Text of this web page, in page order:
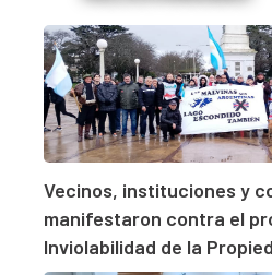
Vecinos, instituciones y
manifestaron contra el
Inviolabilidad de la